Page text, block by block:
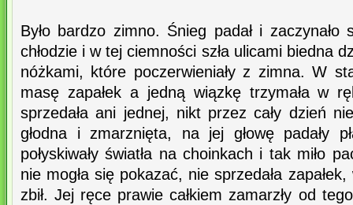
Było bardzo zimno. Śnieg padał i
chłodzie i w tej ciemności szła ulicami biedna
nóżkami, które poczerwieniały z zimna. W
masę zapałek a jedną wiązkę trzymała w
sprzedała ani jednej, nikt przez cały dzień
głodna i zmarznięta, na jej głowę padały
połyskiwały światła na choinkach i tak miło
nie mogła się pokazać, nie sprzedała
zbił. Jej ręce prawie całkiem zamarzły od